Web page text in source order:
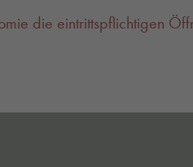
die eintrittspflichtigen